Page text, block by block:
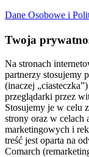
Dane Osobowe i
Twoja
Na stronach
partnerzy stosujemy
(inaczej
przeglądarki przez
Stosujemy je w celu
strony oraz w celach
marketingowych i
treść jest oparta na
Comarch